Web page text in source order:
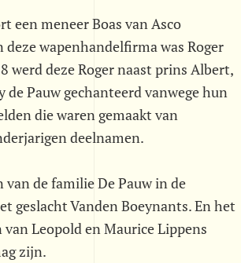
een meneer Boas van Asco
wapenhandelfirma was Roger
werd deze Roger naast prins Albert,
Pauw gechanteerd vanwege hun
die waren gemaakt van
deelnamen.
de familie De Pauw in de
geslacht Vanden Boeynants. En het
Leopold en Maurice Lippens
zijn.